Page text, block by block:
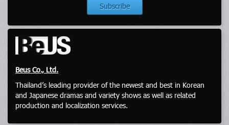
Subscribe
Beus Co., Ltd.
Thailand’s leading provider of the newest and best in Korean
and Japanese dramas and variety shows as well as related
production and localization services.